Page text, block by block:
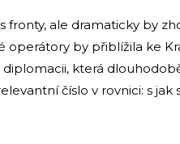
fronty, ale dramaticky by
operátory by přiblížila ke
která
číslo v rovnici: s jak